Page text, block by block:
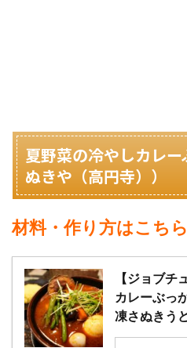
夏野菜の冷やしカレ
ぬきや（高円寺））
材料・作り方はこちら
【ジョブチ
カレーぶっ
凍さぬきう